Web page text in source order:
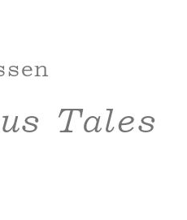
Tales